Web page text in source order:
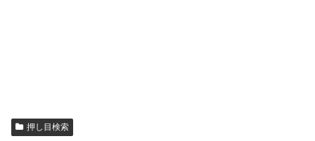
押し目検索